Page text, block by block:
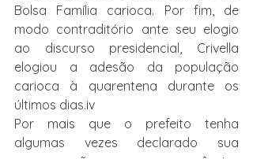
Bolsa Família carioca. Por fim, de
modo contraditório ante seu elogio
ao discurso presidencial, Crivella
elogiou a adesão da população
carioca à quarentena durante os
últimos dias.iv
Por mais que o prefeito tenha
algumas vezes declarado sua